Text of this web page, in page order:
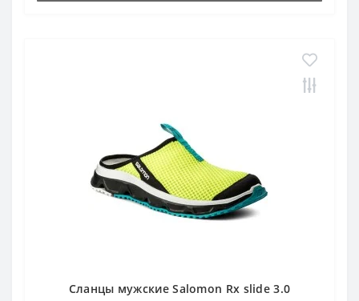
Сланцы мужские Salomon Rx slide 3.0